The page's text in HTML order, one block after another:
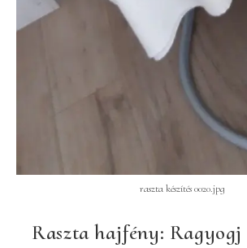
raszta készítés 0020.jpg
Raszta hajfény: Ragyogj